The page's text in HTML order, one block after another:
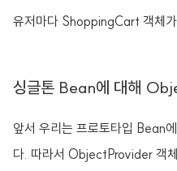
유저마다 ShoppingCart 객체
싱글톤 Bean에 대해
앞서 우리는 프로토타입 Bean
다. 따라서 ObjectProvider 객